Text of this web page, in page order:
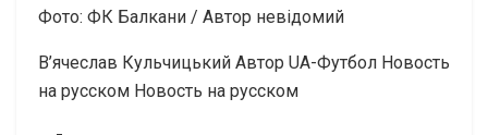
Фото: ФК Балкани / Автор невідомий
В’ячеслав Кульчицький Автор UA-Футбол Новость
на русском Новость на русском